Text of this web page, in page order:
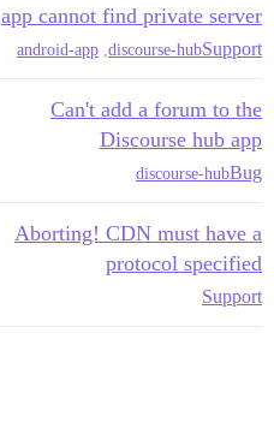
app cannot find private server
Support
discourse-hub
android-app
Can't add a forum to the
Discourse hub app
Bug
discourse-hub
Aborting! CDN must have a
protocol specified
Support